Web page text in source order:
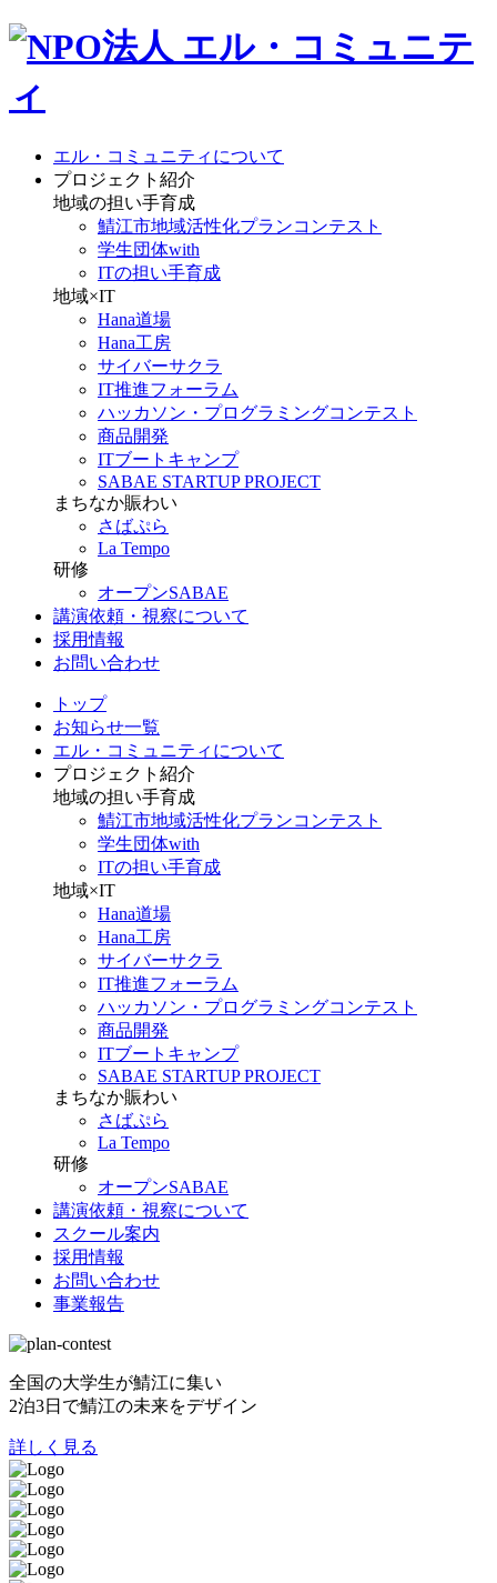
エル・コミュニティについて
プロジェクト紹介
地域の担い手育成
鯖江市地域活性化プランコンテスト
学生団体with
ITの担い手育成
地域×IT
Hana道場
Hana工房
サイバーサクラ
IT推進フォーラム
ハッカソン・プログラミングコンテスト
商品開発
ITブートキャンプ
SABAE STARTUP PROJECT
まちなか賑わい
さばぷら
La Tempo
研修
オープンSABAE
講演依頼・視察について
採用情報
お問い合わせ
トップ
お知らせ一覧
エル・コミュニティについて
プロジェクト紹介
地域の担い手育成
鯖江市地域活性化プランコンテスト
学生団体with
ITの担い手育成
地域×IT
Hana道場
Hana工房
サイバーサクラ
IT推進フォーラム
ハッカソン・プログラミングコンテスト
商品開発
ITブートキャンプ
SABAE STARTUP PROJECT
まちなか賑わい
さばぷら
La Tempo
研修
オープンSABAE
講演依頼・視察について
スクール案内
採用情報
お問い合わせ
事業報告
全国の大学生が鯖江に集い
2泊3日で鯖江の未来をデザイン
詳しく見る